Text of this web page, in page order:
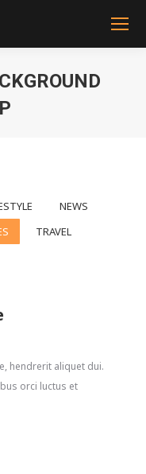
NEWS
TRAVEL
hendrerit aliquet dui.
orci luctus et